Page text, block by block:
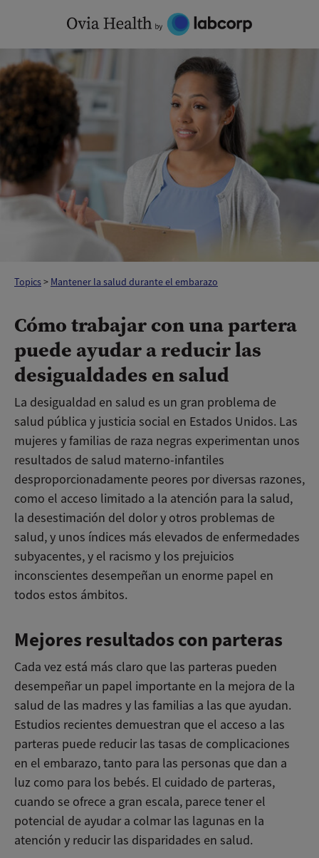
content
Topics> Mantener la salud durante el embarazo
Cómo trabajar con una partera
puede ayudar a reducir las
desigualdades en salud
La desigualdad en salud es un gran problema de
salud pública y justicia social en Estados Unidos. Las
mujeres y familias de raza negras experimentan unos
resultados de salud materno-infantiles
desproporcionadamente peores por diversas razones,
como el acceso limitado a la atención para la salud,
la desestimación del dolor y otros problemas de
salud, y unos índices más elevados de enfermedades
subyacentes, y el racismo y los prejuicios
inconscientes desempeñan un enorme papel en
todos estos ámbitos.
Mejores resultados con parteras
Cada vez está más claro que las parteras pueden
desempeñar un papel importante en la mejora de la
salud de las madres y las familias a las que ayudan.
Estudios recientes demuestran que el acceso a las
parteras puede reducir las tasas de complicaciones
en el embarazo, tanto para las personas que dan a
luz como para los bebés. El cuidado de parteras,
cuando se ofrece a gran escala, parece tener el
potencial de ayudar a colmar las lagunas en la
atención y reducir las disparidades en salud.